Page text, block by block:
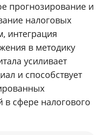
прогнозирование и
налоговых
интеграция
в методику
усиливает
и способствует
сфере налогового